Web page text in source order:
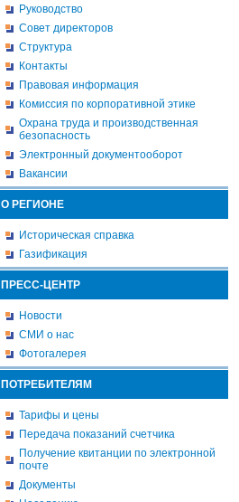
Руководство
Совет директоров
Структура
Контакты
Правовая информация
Комиссия по корпоративной этике
Охрана труда и производственная
безопасность
Электронный документооборот
Вакансии
О РЕГИОНЕ
Историческая справка
Газификация
ПРЕСС-ЦЕНТР
Новости
СМИ о нас
Фотогалерея
ПОТРЕБИТЕЛЯМ
Тарифы и цены
Передача показаний счетчика
Получение квитанции по электронной
почте
Документы